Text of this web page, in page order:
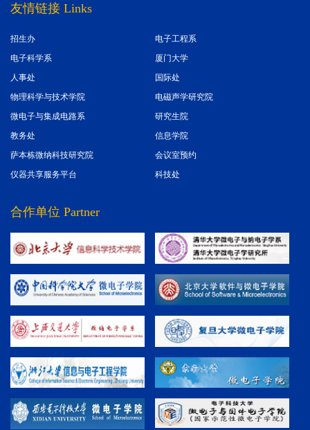
友情链接 Links
电子工程系
招生办
厦门大学
电子科学系
国际处
人事处
电磁声学研究院
物理科学与技术学院
研究生院
微电子与集成电路系
信息学院
教务处
会议室预约
萨本栋微纳科技研究院
科技处
仪器共享服务平台
合作单位 Partner